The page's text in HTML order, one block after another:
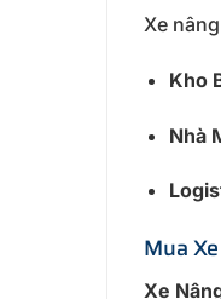
Xe
Kho
Nhà
Mua
Xe